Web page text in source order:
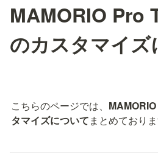
MAMORIO Pro
のカスタマイズ
こちらのページでは、
タマイズについてまとめておりま